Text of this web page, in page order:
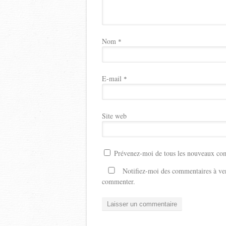
Nom *
E-mail *
Site web
Prévenez-moi de tous les nouveaux
Notifiez-moi des commentaires à
commenter.